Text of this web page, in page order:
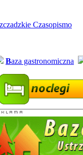
Baza gastronomiczna